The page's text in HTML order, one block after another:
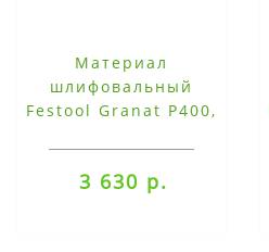
Материал
шлифовальный
Festool Granat P400,
3 630 р.